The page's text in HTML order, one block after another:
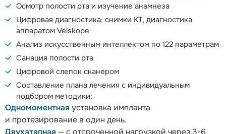
Осмотр полости рта и изучение анамнеза
Цифровая диагностика: снимки КТ, диагностика
аппаратом Velskope
Анализ искусственным интеллектом по 122 параметрам
Санация полости рта
Цифровой слепок сканером
Составление плана лечения с индивидуальным
подбором методики:
Одномоментная установка импланта
и протезирование в один день.
Двухэтапная — с отсроченной нагрузкой через 3-6